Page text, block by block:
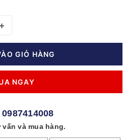
+
GIỎ HÀNG
NGAY
0987414008
và mua hàng.